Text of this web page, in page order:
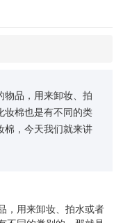
物品，用来卸妆、拍
妆棉也是有不同的类
棉，今天我们就来讲
，用来卸妆、拍水或者